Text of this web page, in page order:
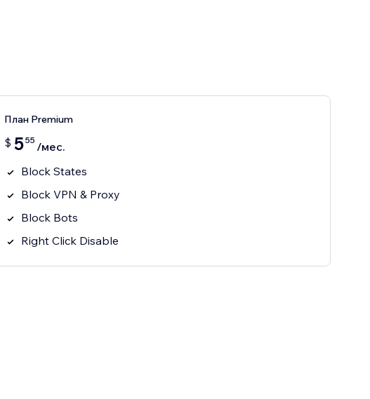
План Premium
$ 555 /мес.
Block States
Block VPN & Proxy
Block Bots
Right Click Disable